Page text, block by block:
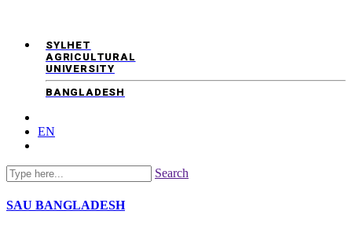
SYLHET
AGRICULTURAL
UNIVERSITY
BANGLADESH
EN
Search
SAU BANGLADESH